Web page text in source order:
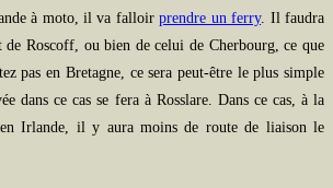
à moto, il va falloirprendre un ferry. Il faudra
Roscoff, ou bien de celui de Cherbourg, ce que
pas en Bretagne, ce sera peut-être le plus simple
dans ce cas se fera à Rosslare. Dans ce cas, à la
Irlande, il y aura moins de route de liaison le